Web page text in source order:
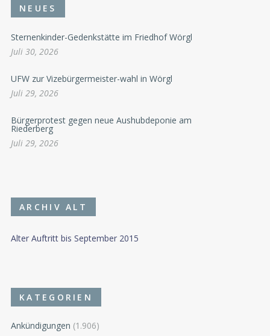
NEUES
Sternenkinder-Gedenkstätte im Friedhof Wörgl
Juli 30, 2026
UFW zur Vizebürgermeister-wahl in Wörgl
Juli 29, 2026
Bürgerprotest gegen neue Aushubdeponie am
Riederberg
Juli 29, 2026
ARCHIV ALT
Alter Auftritt bis September 2015
KATEGORIEN
Ankündigungen (1.906)